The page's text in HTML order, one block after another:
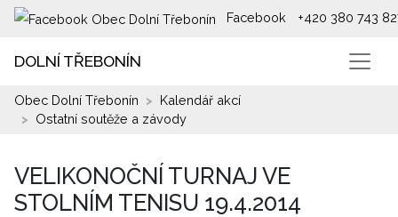
Facebook +420 380 743
DOLNÍ TŘEBONÍN
Obec Dolní Třebonín
Kalendář akcí
Ostatní soutěže a závody
VELIKONOČNÍ TURNAJ VE
STOLNÍM TENISU 19.4.2014